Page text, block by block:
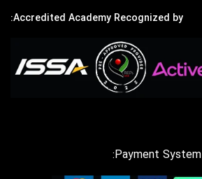
Accredited Academy Recognized by:
Payment System: